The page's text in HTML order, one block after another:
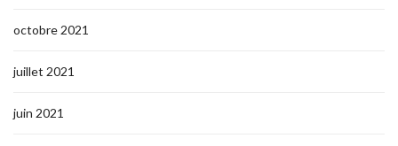
octobre 2021
juillet 2021
juin 2021